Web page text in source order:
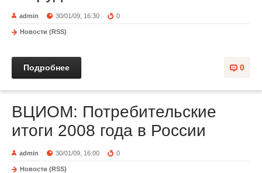
admin 30/01/09, 16:30 0
Новости (RSS)
0
Подробнее
ВЦИОМ: Потребительские
итоги 2008 года в России
admin 30/01/09, 16:00 0
Новости (RSS)